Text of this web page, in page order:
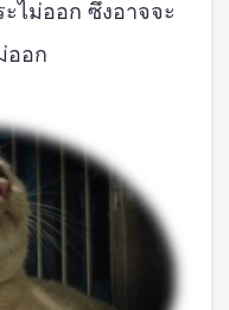
ไม่ออก ซึ่งอาจจะ
ออก